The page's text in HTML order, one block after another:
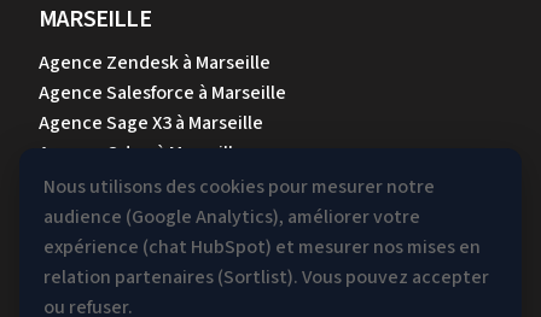
MARSEILLE
Agence Zendesk à Marseille
Agence Salesforce à Marseille
Agence Sage X3 à Marseille
Agence Odoo à Marseille
Agence NetSuite à Marseille
Agence Hubspot à Marseille
NANTES
Nous utilisons des cookies pour mesurer notre
audience (Google Analytics), améliorer votre
expérience (chat HubSpot) et mesurer nos mises en
relation partenaires (Sortlist). Vous pouvez accepter
ou refuser.